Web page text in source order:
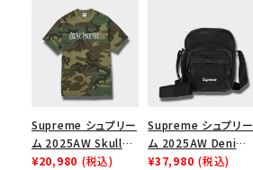
Cap オーバーダイド
キャンプキャップ ブ
ラック
ュバック 5パネルキャ
ップ トゥルーティン
バーHTC フォールカ
Supreme シュプリー
ム 2025AW Skull
Tee スカル Tシャ
¥20,980 (税込)
Supreme シュプリー
ム 2025AW Denim
Shoulder Bag デニ
¥37,980 (税込)